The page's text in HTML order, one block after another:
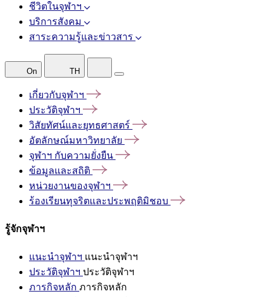
ชีวิตในจุฬาฯ
บริการสังคม
สาระความรู้และข่าวสาร
On TH
เกี่ยวกับจุฬาฯ
ประวัติจุฬาฯ
วิสัยทัศน์และยุทธศาสตร์
อัตลักษณ์มหาวิทยาลัย
จุฬาฯ กับความยั่งยืน
ข้อมูลและสถิติ
หน่วยงานของจุฬาฯ
ร้องเรียนทุจริตและประพฤติมิชอบ
รู้จักจุฬาฯ
แนะนำจุฬาฯ แนะนำจุฬาฯ
ประวัติจุฬาฯ ประวัติจุฬาฯ
ภารกิจหลัก ภารกิจหลัก